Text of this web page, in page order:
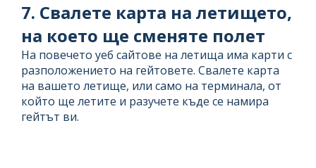
7. Свалете карта на летището,
на което ще сменяте полет
На повечето уеб сайтове на летища има карти с
разположението на гейтовете. Свалете карта
на вашето летище, или само на терминала, от
който ще летите и разучете къде се намира
гейтът ви.